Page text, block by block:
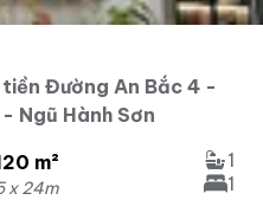
Đường An Bắc 4 -
Ngũ Hành Sơn
m²
x 24m
1
1